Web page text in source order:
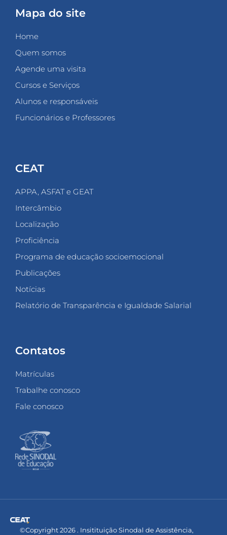
Mapa do site
Home
Quem somos
Agende uma visita
Cursos e Serviços
Alunos e responsáveis
Funcionários e Professores
CEAT
APPA, ASFAT e GEAT
Intercâmbio
Localização
Proficiência
Programa de educação socioemocional
Publicações
Notícias
Relatório de Transparência e Igualdade Salarial
Contatos
Matrículas
Trabalhe conosco
Fale conosco
©Copyright 2026 . Insitituição Sinodal de Assistência,